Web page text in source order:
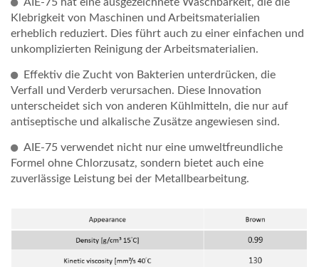
Klebrigkeit von Maschinen und Arbeitsmaterialien
erheblich reduziert. Dies führt auch zu einer einfachen und
unkomplizierten Reinigung der Arbeitsmaterialien.
Effektiv die Zucht von Bakterien unterdrücken, die
Verfall und Verderb verursachen. Diese Innovation
unterscheidet sich von anderen Kühlmitteln, die nur auf
antiseptische und alkalische Zusätze angewiesen sind.
AIE-75 verwendet nicht nur eine umweltfreundliche
Formel ohne Chlorzusatz, sondern bietet auch eine
zuverlässige Leistung bei der Metallbearbeitung.